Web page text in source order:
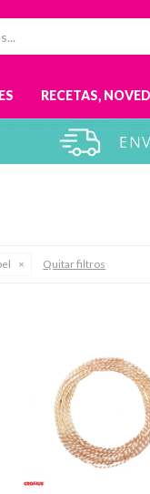
RECETAS,
Quitar filtros